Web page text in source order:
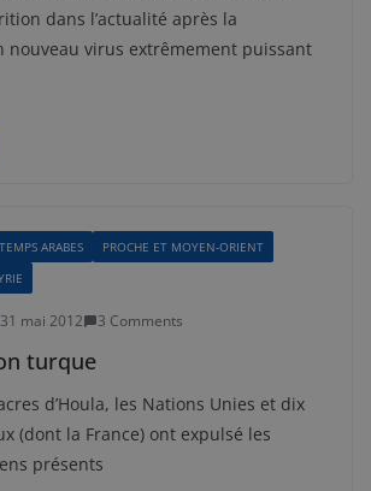
dans l’actualité après la
nouveau virus extrêmement puissant
ARABES
PROCHE ET MOYEN-ORIENT
31 mai 2012 3 Comments
turque
d’Houla, les Nations Unies et dix
(dont la France) ont expulsé les
présents